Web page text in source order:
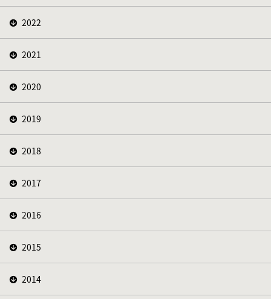
2022
2021
2020
2019
2018
2017
2016
2015
2014